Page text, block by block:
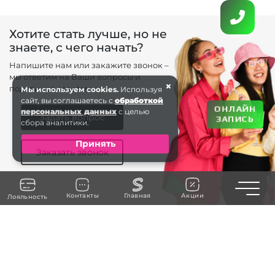
Лояльность Контакты Главная Акции
Хотите стать лучше, но не
знаете, с чего начать?
Напишите нам или закажите звонок –
мы ответим на Ваши вопросы и
поделимся советом.
Задать вопрос
Заказать звонок
×
Мы используем cookies. Используя
сайт, вы соглашаетесь с обработкой
персональных данных с целью
сбора аналитики.
Принять
ОНЛАЙН
ЗАПИСЬ